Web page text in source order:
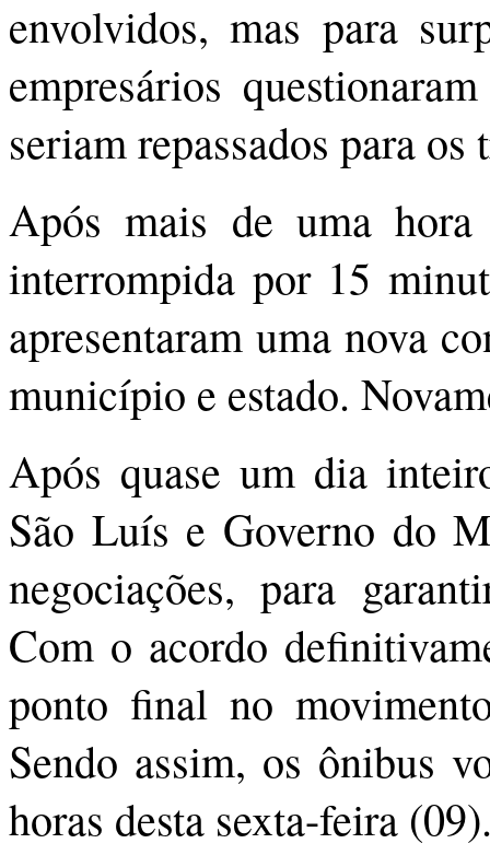
envolvidos, mas para
empresários
seriam repassados para os
Após mais de uma
interrompida por 15
apresentaram uma nova
município e estado.
Após quase um dia
São Luís e Governo do
negociações, para
Com o acordo
ponto final no
Sendo assim, os ônibus
horas desta sexta-feira